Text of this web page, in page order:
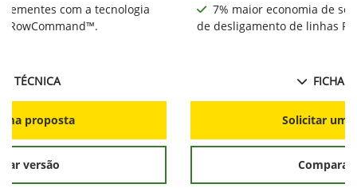
com a tecnologia
RowCommand™.
TÉCNICA
proposta
versão
7% maior economia de
de desligamento de linhas
FICHA
Solicitar
Comparar